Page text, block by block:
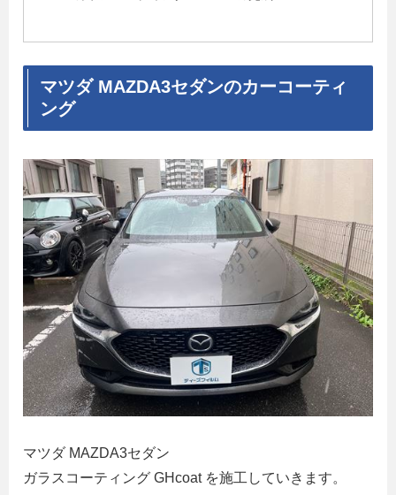
マツダ MAZDA3セダンのカーコーティ
ング
マツダ MAZDA3セダン
ガラスコーティング GHcoat を施工していきます。